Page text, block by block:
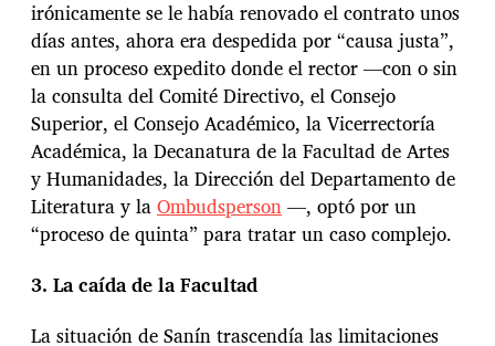
irónicamente se le había renovado el contrato unos
días antes, ahora era despedida por “causa justa”,
en un proceso expedito donde el rector —con o sin
la consulta del Comité Directivo, el Consejo
Superior, el Consejo Académico, la Vicerrectoría
Académica, la Decanatura de la Facultad de Artes
y Humanidades, la Dirección del Departamento de
Literatura y laOmbudsperson—, optó por un
“proceso de quinta” para tratar un caso complejo.
3. La caída de la Facultad
La situación de Sanín trascendía las limitaciones